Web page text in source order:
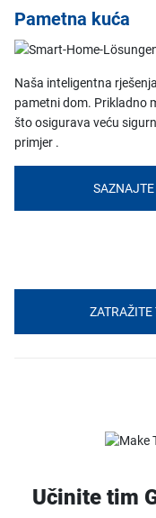
Pametna kuća
Naša inteligentna
pametni dom. Prikladno
što osigurava veću
primjer .
SAZNAJTE
Učinite tim